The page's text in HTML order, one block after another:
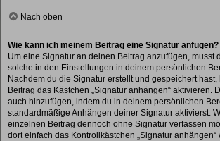
Nach oben
Wie kann ich meinem Beitrag eine Signatur anfügen?
Um eine Signatur an deinen Beitrag anzufügen, musst
solche in den Einstellungen in deinem persönlichen
Nachdem du die Signatur erstellt und gespeichert
Beitrag das Kästchen „Signatur anhängen“ aktivieren.
auch hinzufügen, indem du in deinem persönlichen
standardmäßige Anhängen deiner Signatur aktivierst.
einzelnen Beitrag dennoch ohne Signatur verfassen
dort einfach das Kontrollkästchen „Signatur